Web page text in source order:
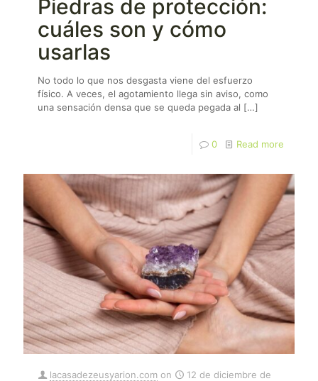
Piedras de protección:
cuáles son y cómo
usarlas
No todo lo que nos desgasta viene del esfuerzo
físico. A veces, el agotamiento llega sin aviso, como
una sensación densa que se queda pegada al […]
0 Read more
lacasadezeusyarion.com on
12 de diciembre de